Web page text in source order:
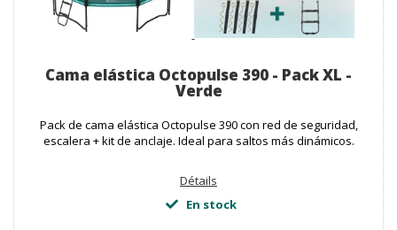
Cama elástica Octopulse 390 - Pack XL -
Verde
Pack de cama elástica Octopulse 390 con red de seguridad,
escalera + kit de anclaje. Ideal para saltos más dinámicos.
Détails
En stock